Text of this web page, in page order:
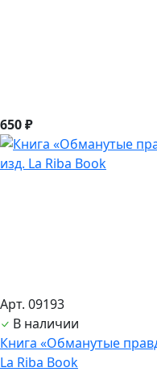
650 ₽
Арт. 09193
В наличии
Книга «Обманутые
La Riba Book